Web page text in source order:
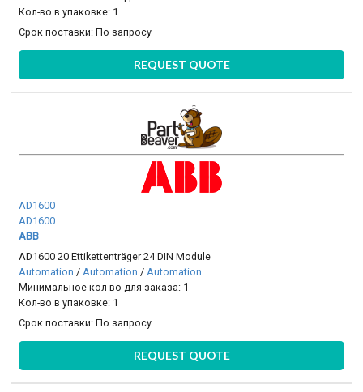
Кол-во в упаковке: 1
Срок поставки:По запросу
REQUEST QUOTE
AD1600
AD1600
ABB
AD1600 20 Ettikettenträger 24 DIN Module
Automation /Automation /Automation
Минимальное кол-во для заказа: 1
Кол-во в упаковке: 1
Срок поставки:По запросу
REQUEST QUOTE